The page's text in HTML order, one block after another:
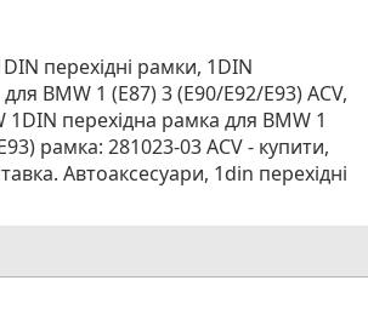
перехідні рамки, 1DIN
BMW 1 (E87) 3 (E90/E92/E93) ACV,
перехідна рамка для BMW 1
рамка: 281023-03 ACV - купити,
Автоаксесуари, 1din перехідні